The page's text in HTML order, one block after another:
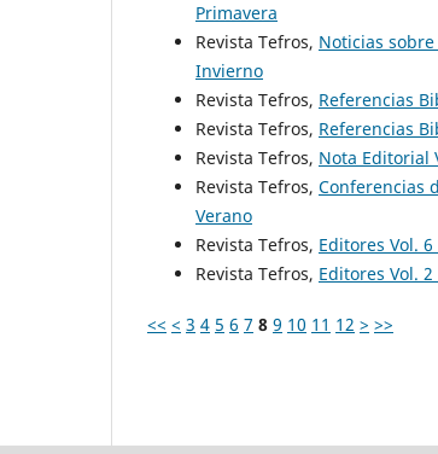
Primavera
Revista Tefros, Noticias
Invierno
Revista Tefros, Referencias
Revista Tefros, Referencias
Revista Tefros, Nota Editorial
Revista Tefros, Conferencias
Verano
Revista Tefros, Editores Vol.
Revista Tefros, Editores Vol.
<< < 3 4 5 6 7 8 9 10 11 12 > >>